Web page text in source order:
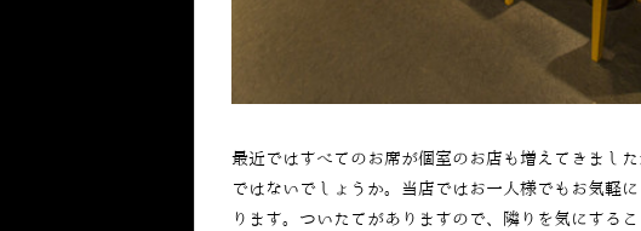
最近ではすべてのお席が個室のお店も増えてきまし
ではないでしょうか。当店ではお一人様でもお気軽
ります。ついたてがありますので、隣りを気にする